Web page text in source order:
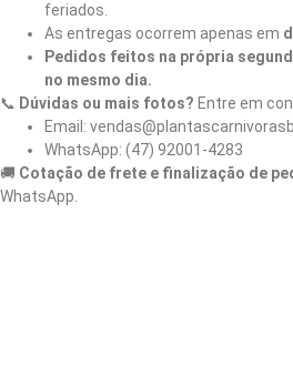
feriados.
As entregas ocorrem apenas em
Pedidos feitos na própria
no mesmo dia.
📞 Dúvidas ou mais fotos? Entre em
Email:
WhatsApp: (47) 92001-4283
🚚 Cotação de frete e finalização de
WhatsApp.